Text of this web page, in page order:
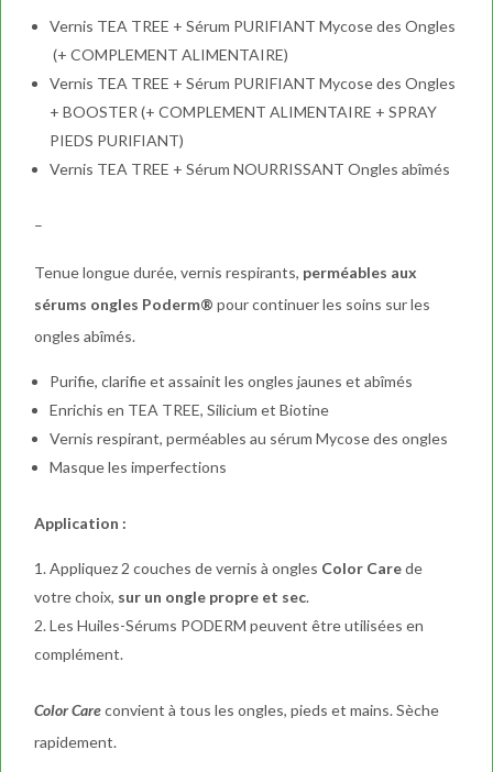
Vernis TEA TREE + Sérum PURIFIANT Mycose des Ongles
(+ COMPLEMENT ALIMENTAIRE)
Vernis TEA TREE + Sérum PURIFIANT Mycose des Ongles
+ BOOSTER (+ COMPLEMENT ALIMENTAIRE + SPRAY
PIEDS PURIFIANT)
Vernis TEA TREE + Sérum NOURRISSANT Ongles abîmés
–
Tenue longue durée, vernis respirants, perméables aux
sérums ongles Poderm® pour continuer les soins sur les
ongles abîmés.
Purifie, clarifie et assainit les ongles jaunes et abîmés
Enrichis en TEA TREE, Silicium et Biotine
Vernis respirant, perméables au sérum Mycose des ongles
Masque les imperfections
Application :
Appliquez 2 couches de vernis à ongles Color Carede
votre choix, sur un ongle propre et sec.
Les Huiles-Sérums PODERM peuvent être utilisées en
complément.
Color Careconvient à tous les ongles, pieds et mains. Sèche
rapidement.